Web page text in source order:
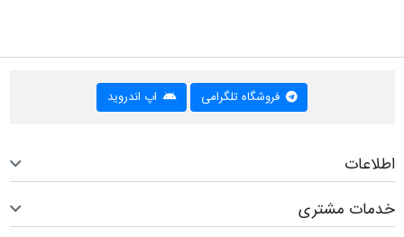
فروشگاه تلگرامی اپ اندروید
اطلاعات
خدمات مشتری